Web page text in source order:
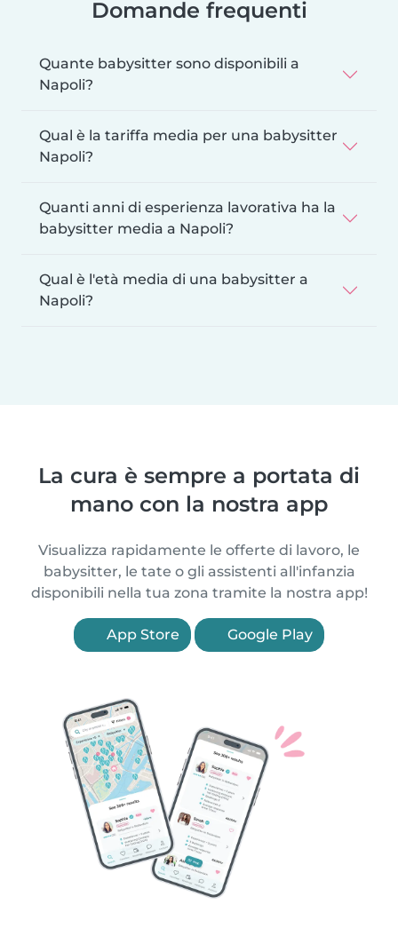
Domande frequenti
Quante babysitter sono disponibili a
Napoli?
Qual è la tariffa media per una babysitter
Napoli?
Quanti anni di esperienza lavorativa ha la
babysitter media a Napoli?
Qual è l'età media di una babysitter a
Napoli?
La cura è sempre a portata di
mano con la nostra app
Visualizza rapidamente le offerte di lavoro, le
babysitter, le tate o gli assistenti all'infanzia
disponibili nella tua zona tramite la nostra app!
App Store Google Play